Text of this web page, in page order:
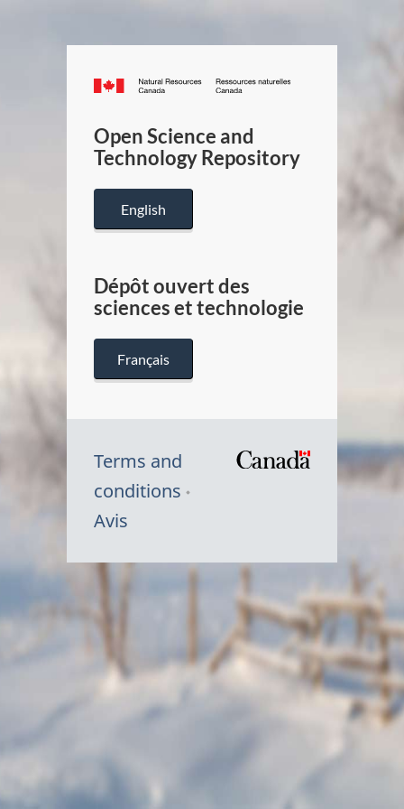
Canada.ca
/
Canada
Open Science and
Technology Repository
English
Dépôt ouvert des
sciences et technologie
Français
Terms and
conditions
Avis
Symbole
Canada